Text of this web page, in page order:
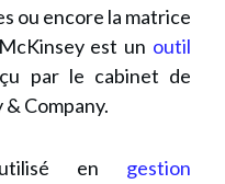
ou encore la matrice
est un outil
par le cabinet de
Company.
en gestion